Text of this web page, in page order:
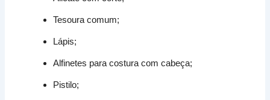
Tesoura comum;
Lápis;
Alfinetes para costura com cabeça;
Pistilo;